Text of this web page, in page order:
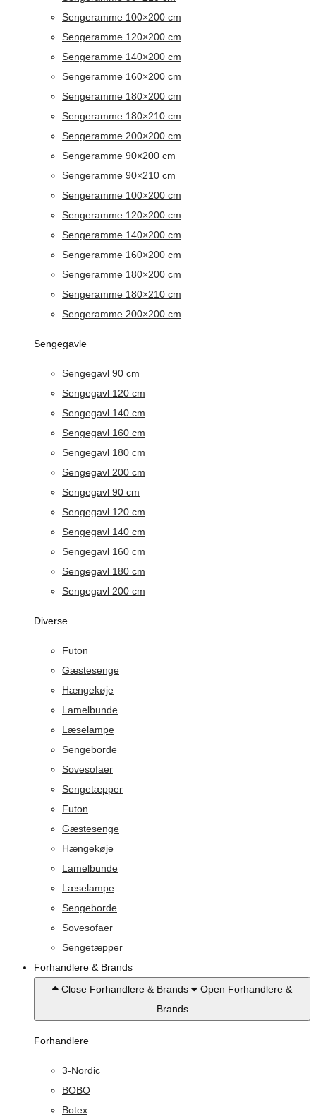
Sengeramme 100×200 cm
Sengeramme 120×200 cm
Sengeramme 140×200 cm
Sengeramme 160×200 cm
Sengeramme 180×200 cm
Sengeramme 180×210 cm
Sengeramme 200×200 cm
Sengeramme 90×200 cm
Sengeramme 90×210 cm
Sengeramme 100×200 cm
Sengeramme 120×200 cm
Sengeramme 140×200 cm
Sengeramme 160×200 cm
Sengeramme 180×200 cm
Sengeramme 180×210 cm
Sengeramme 200×200 cm
Sengegavle
Sengegavl 90 cm
Sengegavl 120 cm
Sengegavl 140 cm
Sengegavl 160 cm
Sengegavl 180 cm
Sengegavl 200 cm
Sengegavl 90 cm
Sengegavl 120 cm
Sengegavl 140 cm
Sengegavl 160 cm
Sengegavl 180 cm
Sengegavl 200 cm
Diverse
Futon
Gæstesenge
Hængekøje
Lamelbunde
Læselampe
Sengeborde
Sovesofaer
Sengetæpper
Futon
Gæstesenge
Hængekøje
Lamelbunde
Læselampe
Sengeborde
Sovesofaer
Sengetæpper
Forhandlere & Brands
Close Forhandlere & Brands
Open Forhandlere &
Brands
Forhandlere
3-Nordic
BOBO
Botex